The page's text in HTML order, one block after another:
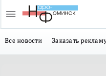
Все новости Заказать